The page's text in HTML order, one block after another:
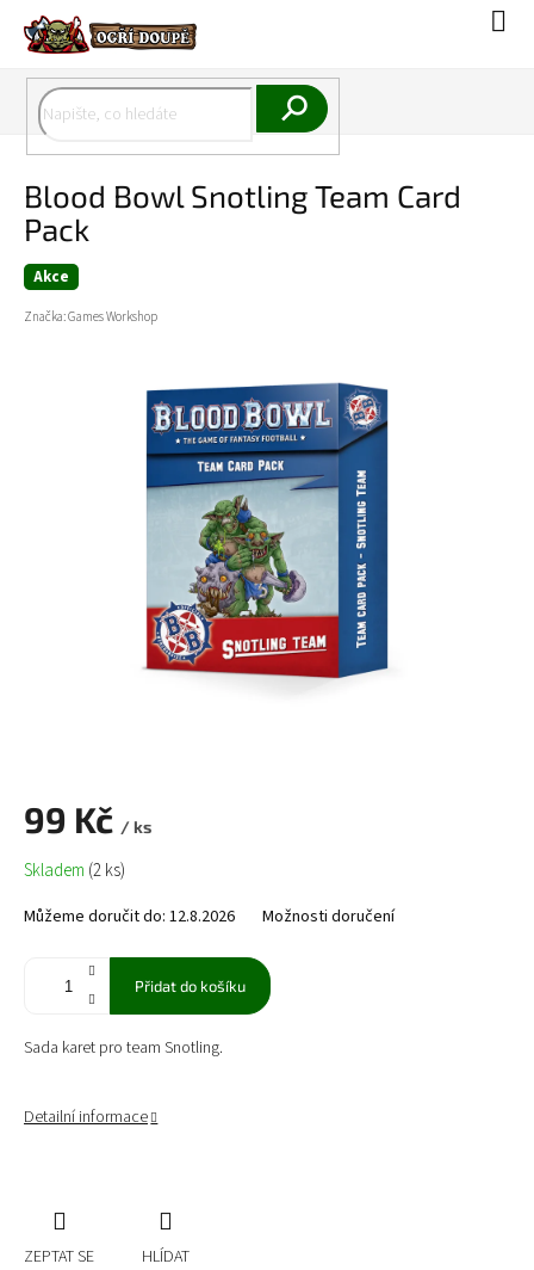
obsah
Blood Bowl Snotling Team Card
Pack
Akce
Značka:Games Workshop
99 Kč / ks
Měrná
cena:
Skladem (2 ks)
Můžeme doručit do: 12.8.2026 Možnosti doručení
Přidat do košíku
Sada karet pro team Snotling.
Detailní informace
ZEPTAT SE HLÍDAT